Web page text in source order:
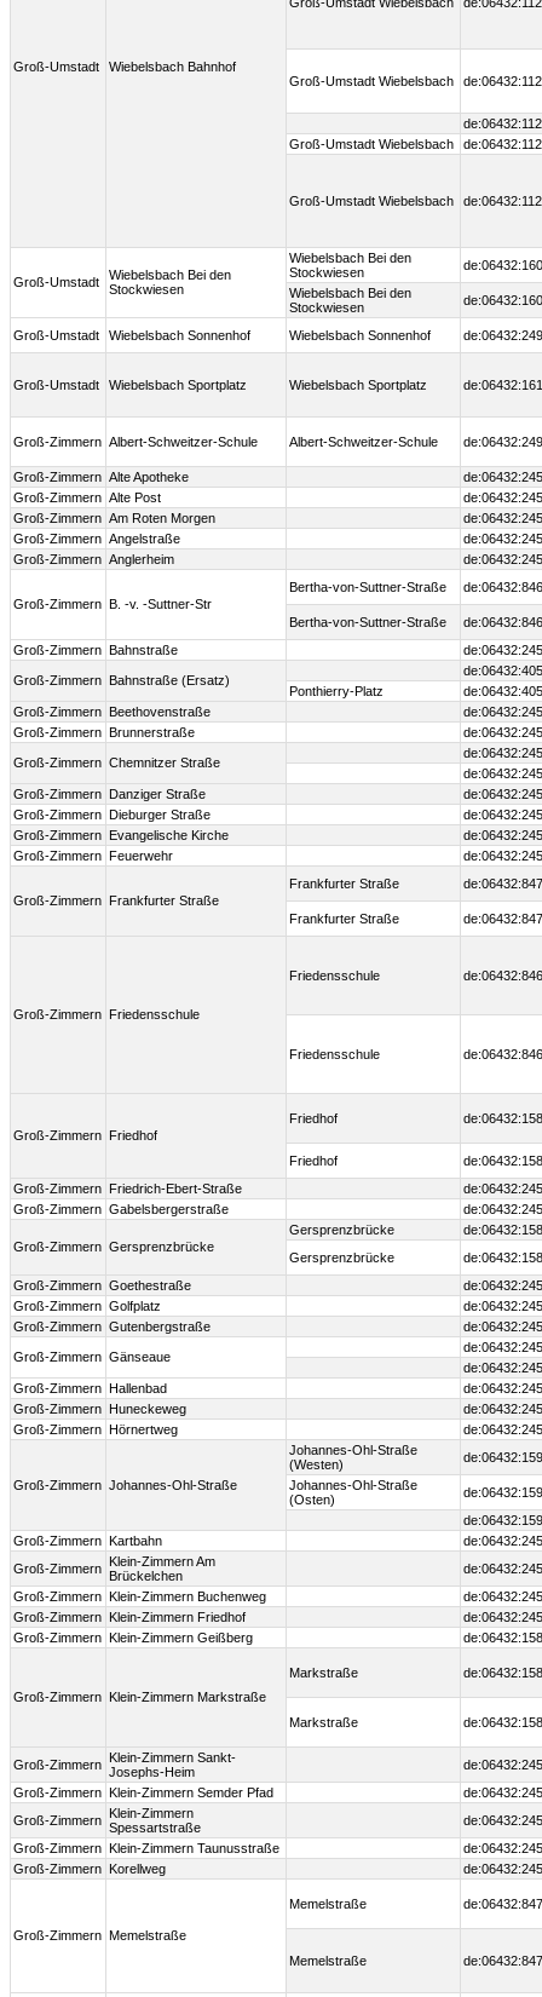
Groß-Umstadt Wiebelsbach Bahnhof
Groß-Umstadt Wiebelsbach
Groß-Umstadt Wiebelsbach
Groß-Umstadt Wiebelsbach
Groß-Umstadt
Wiebelsbach Bei den
Stockwiesen
Wiebelsbach Bei den
Stockwiesen
Wiebelsbach Bei den
Stockwiesen
Groß-Umstadt Wiebelsbach Sonnenhof Wiebelsbach Sonnenhof
Groß-Umstadt Wiebelsbach Sportplatz Wiebelsbach Sportplatz
Groß-Zimmern Albert-Schweitzer-Schule Albert-Schweitzer-Schule
Groß-Zimmern Alte Apotheke
Groß-Zimmern Alte Post
Groß-Zimmern Am Roten Morgen
Groß-Zimmern Angelstraße
Groß-Zimmern Anglerheim
Groß-Zimmern B. -v. -Suttner-Str
Bertha-von-Suttner-Straße
Bertha-von-Suttner-Straße
Groß-Zimmern
Bahnstraße
Groß-Zimmern Bahnstraße (Ersatz)
Ponthierry-Platz
Groß-Zimmern
Beethovenstraße
Groß-Zimmern
Brunnerstraße
Groß-Zimmern Chemnitzer Straße
Groß-Zimmern
Danziger Straße
Groß-Zimmern
Dieburger Straße
Groß-Zimmern
Evangelische Kirche
Groß-Zimmern
Feuerwehr
Groß-Zimmern Frankfurter Straße
Frankfurter Straße
Frankfurter Straße
Groß-Zimmern Friedensschule
Friedensschule
Friedensschule
Groß-Zimmern Friedhof
Friedhof
Friedhof
Groß-Zimmern
Friedrich-Ebert-Straße
Groß-Zimmern Gabelsbergerstraße
Groß-Zimmern Gersprenzbrücke
Gersprenzbrücke
Gersprenzbrücke
Groß-Zimmern Goethestraße
Groß-Zimmern Golfplatz
Groß-Zimmern Gutenbergstraße
Groß-Zimmern Gänseaue
Groß-Zimmern
Hallenbad
Groß-Zimmern
Huneckeweg
Groß-Zimmern
Hörnertweg
Groß-Zimmern Johannes-Ohl-Straße
Johannes-Ohl-Straße
(Westen)
Johannes-Ohl-Straße
(Osten)
Groß-Zimmern
Kartbahn
Groß-Zimmern
Klein-Zimmern Am
Brückelchen
Groß-Zimmern
Klein-Zimmern Buchenweg
Groß-Zimmern
Klein-Zimmern Friedhof
Groß-Zimmern
Klein-Zimmern Geißberg
Groß-Zimmern Klein-Zimmern Markstraße
Markstraße
Markstraße
Groß-Zimmern
Klein-Zimmern Sankt-
Josephs-Heim
Groß-Zimmern
Klein-Zimmern Semder Pfad
Groß-Zimmern
Klein-Zimmern
Spessartstraße
Groß-Zimmern
Klein-Zimmern Taunusstraße
Groß-Zimmern
Korellweg
Groß-Zimmern Memelstraße
Memelstraße
Memelstraße